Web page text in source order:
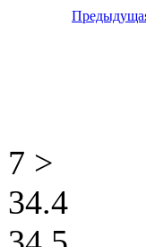
7 >
34.4